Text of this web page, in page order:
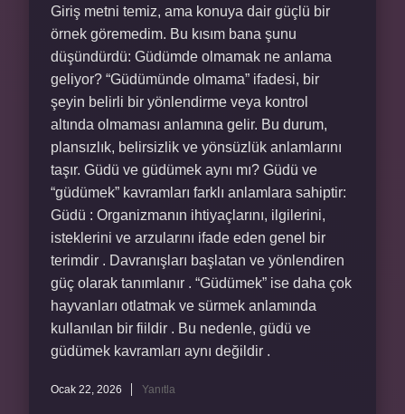
Giriş metni temiz, ama konuya dair güçlü bir
örnek göremedim. Bu kısım bana şunu
düşündürdü: Güdümde olmamak ne anlama
geliyor? “Güdümünde olmama” ifadesi, bir
şeyin belirli bir yönlendirme veya kontrol
altında olmaması anlamına gelir. Bu durum,
plansızlık, belirsizlik ve yönsüzlük anlamlarını
taşır. Güdü ve güdümek aynı mı? Güdü ve
“güdümek” kavramları farklı anlamlara sahiptir:
Güdü : Organizmanın ihtiyaçlarını, ilgilerini,
isteklerini ve arzularını ifade eden genel bir
terimdir . Davranışları başlatan ve yönlendiren
güç olarak tanımlanır . “Güdümek” ise daha çok
hayvanları otlatmak ve sürmek anlamında
kullanılan bir fiildir . Bu nedenle, güdü ve
güdümek kavramları aynı değildir .
Ocak 22, 2026 Yanıtla